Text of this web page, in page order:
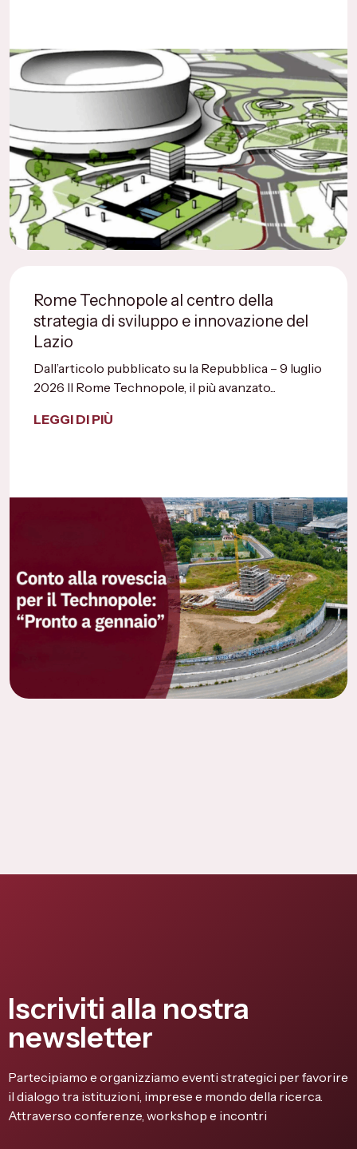
Rome Technopole al centro della
strategia di sviluppo e innovazione del
Lazio
Dall’articolo pubblicato su la Repubblica – 9 luglio
2026 Il Rome Technopole, il più avanzato...
LEGGI DI PIÙ
Iscriviti alla nostra
newsletter
Partecipiamo e organizziamo eventi strategici per favorire
il dialogo tra istituzioni, imprese e mondo della ricerca.
Attraverso conferenze, workshop e incontri